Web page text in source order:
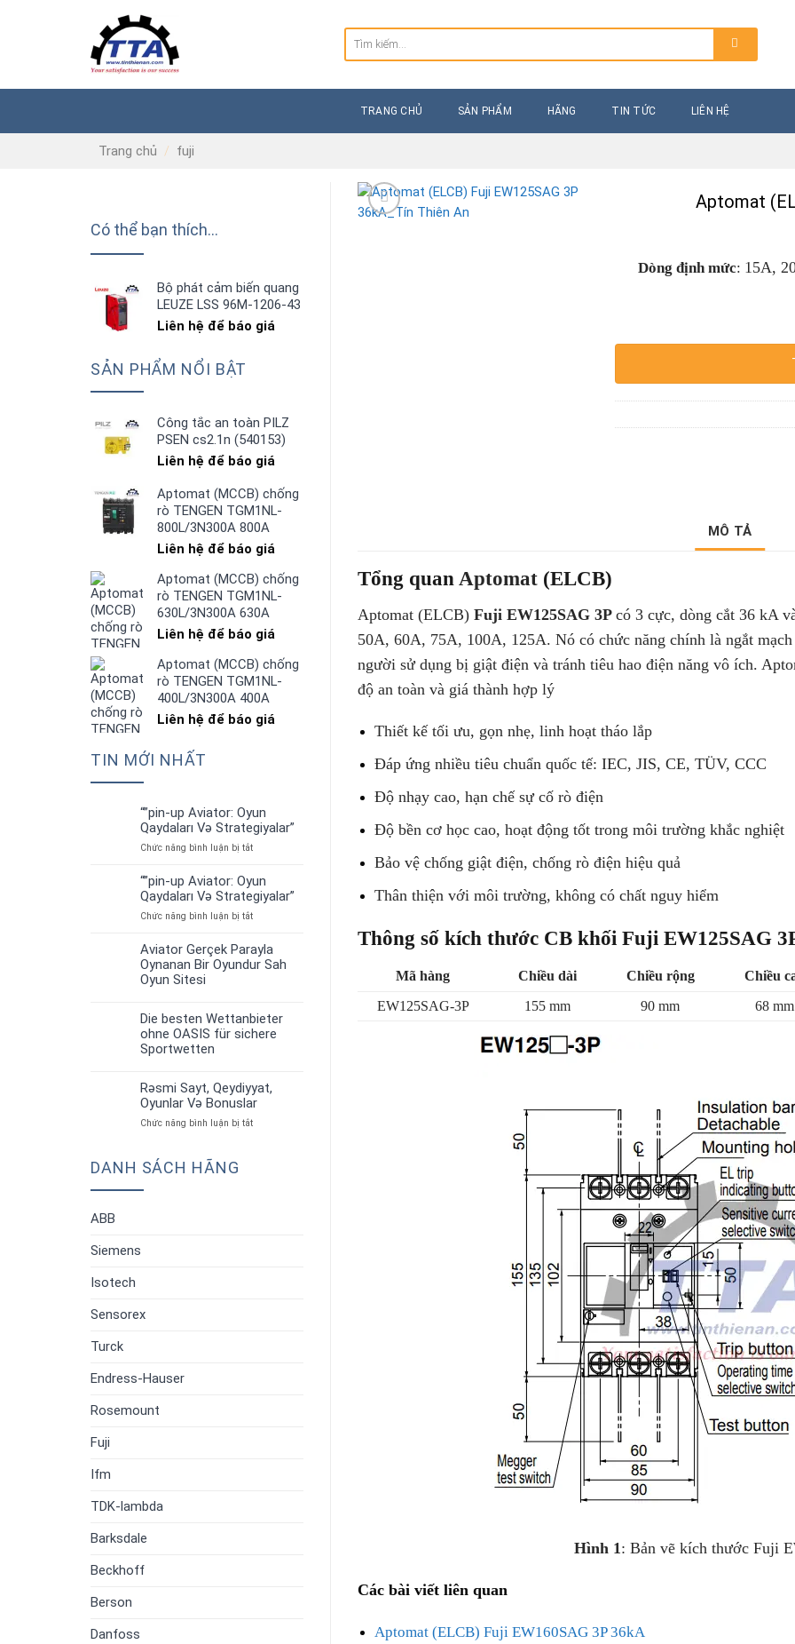
Tìm
TRANG CHỦ SẢN PHẨM HÃNG TIN TỨC LIÊN HỆ
Trang chủ / fuji
Có thể bạn thích…
Bộ phát cảm biến quang
LEUZE LSS 96M-1206-43
Liên hệ để báo giá
SẢN PHẨM NỔI BẬT
Công tắc an toàn PILZ
PSEN cs2.1n (540153)
Liên hệ để báo giá
Aptomat (MCCB) chống
rò TENGEN TGM1NL-
800L/3N300A 800A
Liên hệ để báo giá
Aptomat (MCCB) chống
rò TENGEN TGM1NL-
630L/3N300A 630A
Liên hệ để báo giá
Aptomat (MCCB) chống
rò TENGEN TGM1NL-
400L/3N300A 400A
Liên hệ để báo giá
TIN MỚI NHẤT
“”pin-up Aviator: Oyun
Qaydaları Və Strategiyalar”
Chức năng bình luận bị tắtở
Aviator:
Oyun
Qaydaları
Strategiyalar”
“”pin-up Aviator: Oyun
Qaydaları Və Strategiyalar”
Chức năng bình luận bị tắtở
Aviator:
Oyun
Strategiyalar”
Aviator Gerçek Parayla
Oynanan Bir Oyundur Sah
Oyun Sitesi
Die besten Wettanbieter
ohne OASIS für sichere
Sportwetten
Rəsmi Sayt, Qeydiyyat,
Oyunlar Və Bonuslar
Chức năng bình luận bị tắtở
DANH SÁCH HÃNG
ABB
Siemens
Isotech
Sensorex
Turck
Endress-Hauser
Rosemount
Fuji
Ifm
TDK-lambda
Barksdale
Beckhoff
Berson
Danfoss
Aptomat
Dòng định mức: 15A,
MÔ TẢ
Tổng quan Aptomat (ELCB)
Aptomat (ELCB) Fuji EW125SAG 3P có 3 cực, dòng cắt 36 kA
50A, 60A, 75A, 100A, 125A. Nó có chức năng chính là ngắt
người sử dụng bị giật điện và tránh tiêu hao điện năng vô ích.
độ an toàn và giá thành hợp lý
Thiết kế tối ưu, gọn nhẹ, linh hoạt tháo lắp
Đáp ứng nhiều tiêu chuẩn quốc tế: IEC, JIS, CE, TÜV, CCC
Độ nhạy cao, hạn chế sự cố rò điện
Độ bền cơ học cao, hoạt động tốt trong môi trường khắc nghiệt
Bảo vệ chống giật điện, chống rò điện hiệu quả
Thân thiện với môi trường, không có chất nguy hiểm
Thông số kích thước CB khối Fuji EW125SAG
Mã hàng Chiều dài Chiều rộng
Chiều
EW125SAG-3P
155 mm 90 mm 68 mm
Hình 1: Bản vẽ kích thước Fuji
Các bài viết liên quan
Aptomat (ELCB) Fuji EW160SAG 3P 36kA